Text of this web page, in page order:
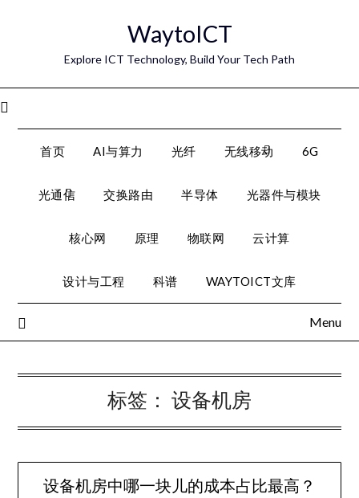
WaytoICT
Explore ICT Technology, Build Your Tech Path
首页 AI与算力 光纤 无线移动 6G
光通信 交换路由 半导体 光器件与模块
核心网 原理 物联网 云计算
设计与工程 科谱 WAYTOICT文库
Menu
标签： 设备机房
设备机房中哪一块儿的成本占比最高？